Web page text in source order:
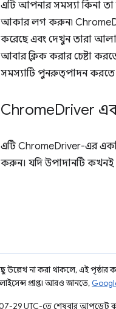
এটি আপনার সমস্যা কিনা তা
আকার লগ করুন৷
করেছে এবং দেখুন তারা
আবার ক্লিক করার চেষ্টা
সমস্যাটি পুনরুত্পাদন করতে
ChromeDriver
এটি ChromeDriver-এর একটি
করুন। যদি উপাদানটি কখনই
উল্লেখ না করা থাকলে, এই পৃষ্ঠার
প্রাপ্ত। আরও জানতে,
29 UTC-তে শেষবার আপডেট